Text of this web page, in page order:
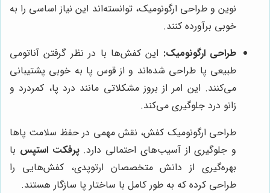
نوین و طراحی ارگونومیک، توانسته‌اند این نیاز اساسی را به
خوبی برآورده کنند.
طراحی ارگونومیک: این کفش‌ها با در نظر گرفتن آناتومی
طبیعی پا طراحی شده‌اند و از قوس پا به خوبی پشتیبانی
می‌کنند. این امر از بروز مشکلاتی مانند درد پا، کمردرد و
زانو درد جلوگیری می‌کند.
طراحی ارگونومیک کفش، نقش مهمی در حفظ سلامت پاها
و جلوگیری از آسیب‌های احتمالی دارد.پرفکت استپس با
بهره‌گیری از دانش متخصصان ارتوپدی، کفش‌هایی را
طراحی کرده که به طور کامل با ساختار پا سازگار هستند.